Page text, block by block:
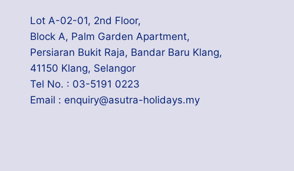
Lot A-02-01, 2nd Floor,
Block A, Palm Garden Apartment,
Persiaran Bukit Raja, Bandar Baru Klang,
41150 Klang, Selangor
Tel No. : 03-5191 0223
Email : enquiry@asutra-holidays.my